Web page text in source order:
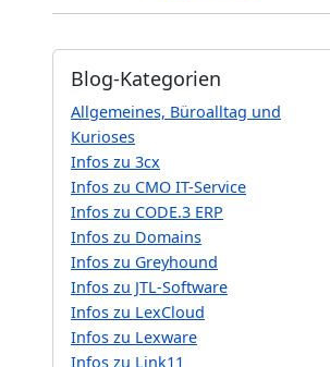
Blog-Kategorien
Allgemeines, Büroalltag und
Kurioses
Infos zu 3cx
Infos zu CMO IT-Service
Infos zu CODE.3 ERP
Infos zu Domains
Infos zu Greyhound
Infos zu JTL-Software
Infos zu LexCloud
Infos zu Lexware
Infos zu Link11